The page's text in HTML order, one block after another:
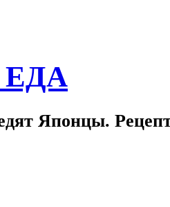
ЕДА
Японцы.